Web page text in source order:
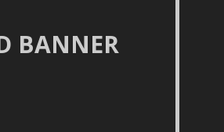
BANNER